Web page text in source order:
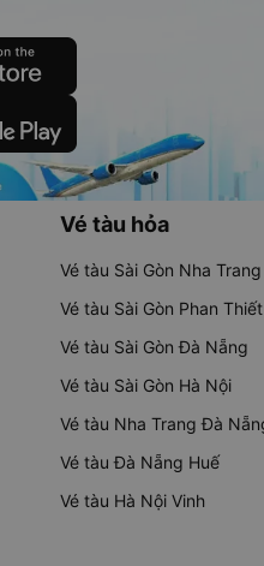
Vé tàu hỏa
Vé tàu Sài Gòn Nha Trang
Vé tàu Sài Gòn Phan Thiết
Vé tàu Sài Gòn Đà Nẵng
Vé tàu Sài Gòn Hà Nội
Vé tàu Nha Trang Đà
Vé tàu Đà Nẵng Huế
Vé tàu Hà Nội Vinh